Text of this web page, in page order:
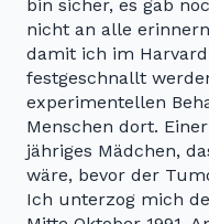
bin sicher, es gab
nicht an alle
damit ich im
festgeschnallt
experimentellen
Menschen dort.
jähriges Mädchen,
wäre, bevor der
Ich unterzog mich